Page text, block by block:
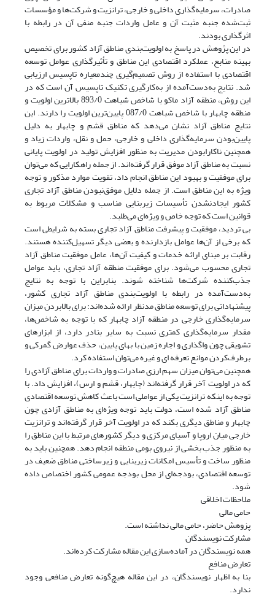
صادرات، سرمایه‌گذاری داخلی و خارجی، ترانزیت و شرکت‌ها و مؤسسات
ثبت‌شده جنبه مثبت آن و عامل واردات جنبه منفی آن در رابطه با
اثرگذاری بودند.
در این پژوهش در پاسخ به اولویت‌بندی مناطق آزاد کشور برای تخصیص
بهینه منابع، عملکرد اقتصادی این مناطق و تأثیرگذاری عوامل توسعه
اقتصادی با استفاده از روش تصمیم‌گیری چند‌معیاره تاپسیس ارزیابی
شد. نتایج به‌دست‌آمده از به‌کارگیری تکنیک تاپسیس آن است که در
این روش، منطقه آزاد ماکو با شاخص شباهت 893/0 بالاترین اولویت و
منطقه چابهار با شاخص شباهت 087/0 پایین‌ترین اولویت را دارند. این
نتایج مناطق آزاد نشان می‌دهد که مناطق قشم و چابهار به دلیل
پایین‌بودن سرمایه‌گذاری داخلی و خارجی، حمل و نقل، واردات زیاد و
همچنین ناکارا‌بودن مدیریت به منظور افزایش تولید در اولویت پایانی
نسبت به مناطق آزاد موفق قرار گرفته‌اند. از جمله راهکارایی که می‌توان
برای موفقیت و بهبود این مناطق انجام داد، تقویت موارد مذکور و توجه
ویژه به این مناطق است. از جمله دلایل موفق‌نبودن مناطق آزاد تجاری
کشور ایجاد‌نشدن تأسیسات زیربنایی مناسب و مشکلات مربوط به
قوانین است که توجه خاص و ویژه‌ای می‌طلبد.
بی تردید، موفقیت و پیشرفت مناطق آزاد تجاری بسته به شرایطی است
که برخی از آن‌ها عوامل بازدارنده و بعضی دیگر تسهیل‌کننده هستند.
رقابت بر مبنای ارائه خدمات و کیفیت آن‌ها، عامل موفقیت مناطق آزاد
تجاری محسوب می‌شود. برای موفقیت منطقه آزاد تجاری، باید عوامل
جذب‌کننده شرکت‌ها شناخته شوند. بنابراین با توجه به نتایج
به‌دست‌آمده در رابطه با اولویت‌بندی مناطق آزاد تجاری کشور،
پیشنهاداتی برای توسعه مناطق مدنظر ارائه شده‌اند: برای بالا‌بردن میزان
سرمایه‌گذاری خارجی در منطقه آزاد چابهار که با توجه به شاخص‌ها،
مقدار سرمایه‌گذاری کمتری نسبت به سایر بنادر دارد، از ابزار‌های
تشویقی چون واگذاری و اجاره زمین با بهای پایین، حذف عوارض گمرکی و
برطرف‌کردن موانع تعرفه ای و غیره می‌توان استفاده کرد.
همچنین می‌توان میزان سهم ارزی صادرات و واردات برای مناطق آزادی را
که در اولویت آخر قرار گرفته‌اند (چابهار، قشم و ارس)، افزایش داد. با
توجه به اینکه ترانزیت یکی از عواملی است باعث کاهش توسعه اقتصادی
مناطق آزاد شده است، دولت باید توجه ویژه‌ای به مناطق آزادی چون
چابهار و مناطق دیگری بکند که در اولویت آخر قرار گرفته‌اند و ترانزیت
خارجی میان اروپا و آسیای مرکزی و دیگر کشورهای مرتبط با این مناطق را
به منظور جذب بخشی از نیروی بومی منطقه انجام دهد. همچنین باید به
منظور ساخت و تأسیس امکانات زیربنایی و زیر‌ساختی مناطق ضعیف در
توسعه اقتصادی، بودجه‌ای از محل بودجه عمومی کشور اختصاص داده
شود.
ملاحظات اخلاقی
حامی مالی
پزوهش حاضر، حامی مالی نداشته است.
مشارکت نویسندگان
همه نویسندگان در آماده‌سازی این مقاله مشارکت کرده‌اند.
تعارض منافع
بنا به اظهار نویسندگان، در این مقاله هیچ‌گونه تعارض منافعی وجود
ندارد.